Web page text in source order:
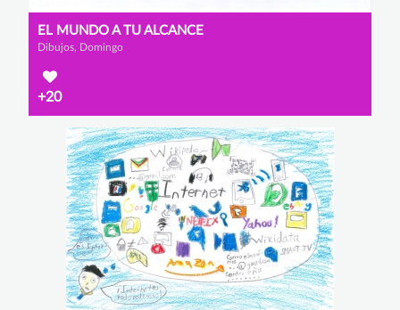
EL MUNDO A TU ALCANCE
Dibujos, Domingo
+20